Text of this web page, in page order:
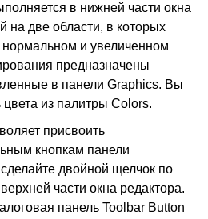
в нижней части окна
на две области, в которых
нормальном и увеличенном
предназначены
в панели Graphics. Вы
из палитры Colors.
присвоить
кнопкам панели
двойной щелчок по
части окна редактора.
панель Toolbar Button